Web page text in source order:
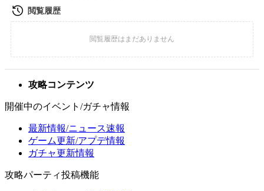
攻略コンテンツ
開催中のイベント/ガチャ情報
最新情報/ニュース速報
ゲーム更新/アプデ情報
ガチャ更新情報
攻略パーティ投稿機能